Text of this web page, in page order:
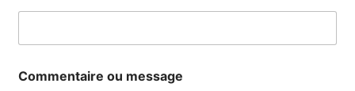
Commentaire ou message